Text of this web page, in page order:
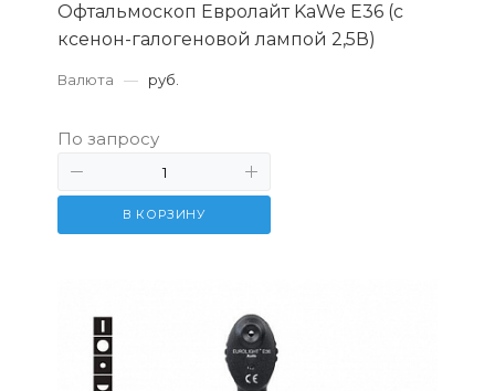
Офтальмоскоп Евролайт KaWe Е36 (с
ксенон-галогеновой лампой 2,5В)
Валюта — руб.
По запросу
В КОРЗИНУ